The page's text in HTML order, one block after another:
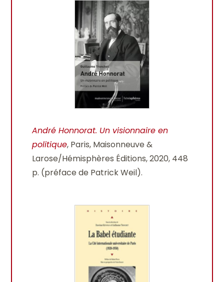
André Honnorat. Un visionnaire en
politique, Paris, Maisonneuve &
Larose/Hémisphères Éditions, 2020, 448
p. (préface de Patrick Weil).